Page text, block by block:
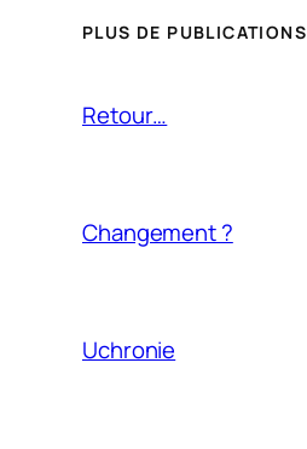
PLUS DE PUBLICATIONS
Retour…
Changement ?
Uchronie